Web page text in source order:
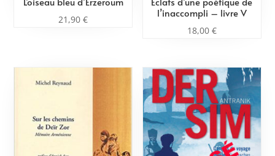
21,90€
l’inaccompli – livre V
18,00 €